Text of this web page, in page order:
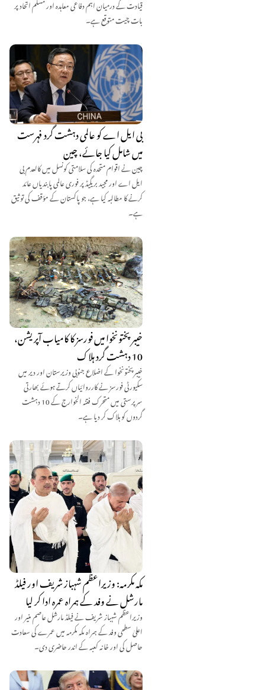
قیادت کے درمیان اہم دفاعی معاہدہ اور مسلم اتحاد پر
بات چیت متوقع ہے۔
بی ایل اے کو عالمی دہشت گرد فہرست
میں شامل کیا جائے، چین
چین نے اقوام متحدہ کی سلامتی کونسل میں کالعدم بی
ایل اے اور مجید بریگیڈ پر فوری عالمی پابندیاں عائد
کرنے کا مطالبہ کیا ہے، جو پاکستان کے مؤقف کی توثیق
ہے۔
خیبرپختونخوا میں فورسز کا کامیاب آپریشن،
10 دہشت گرد ہلاک
خیبرپختونخوا کے اضلاع جنوبی وزیرستان اور دیر میں
سکیورٹی فورسز نے کارروائیاں کرتے ہوئے بھارتی
سرپرستی میں متحرک فتنہ الخوارج کے 10 دہشت
گردوں کو ہلاک کر دیا ہے۔
مکہ مکرمہ: وزیراعظم شہباز شریف اور فیلڈ
مارشل نے وفد کے ہمراہ عمرہ ادا کر لیا
وزیراعظم شہباز شریف نے فیلڈ مارشل عاصم منیر اور
اعلیٰ سطحی وفد کے ہمراہ مکہ مکرمہ میں عمرے کی سعادت
حاصل کی اور خانہ کعبہ کے اندر حاضری دی۔